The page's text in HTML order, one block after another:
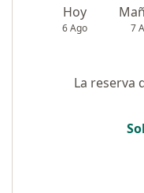
Hoy
6 Ago 7
La reserva